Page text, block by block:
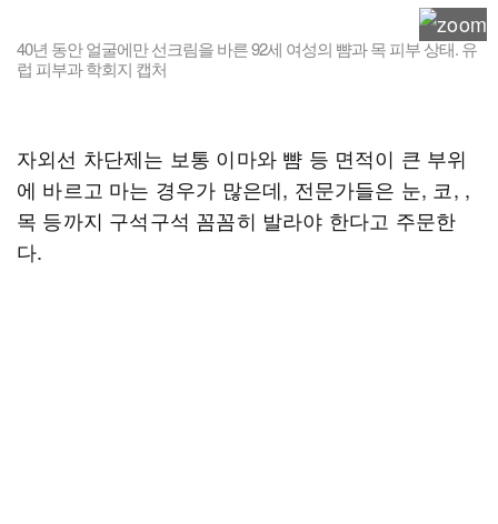
40년 동안 얼굴에만 선크림을 바른 92세 여성의 뺨과 목 피부 상태. 유
럽 피부과 학회지 캡처
자외선 차단제는 보통 이마와 뺨 등 면적이 큰 부위
에 바르고 마는 경우가 많은데, 전문가들은 눈, 코, ,
목 등까지 구석구석 꼼꼼히 발라야 한다고 주문한
다.